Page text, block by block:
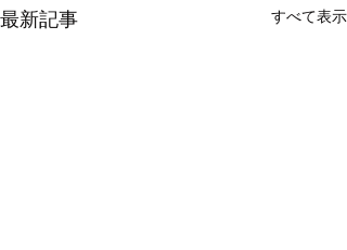
最新記事 すべて表示